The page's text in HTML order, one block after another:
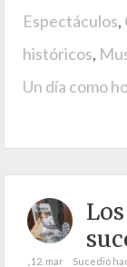
Espectáculos,
históricos,
Un día como
12. mar Sucedió